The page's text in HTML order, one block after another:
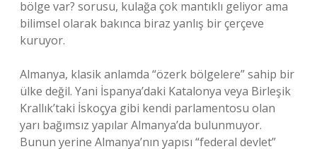
bölge var? sorusu, kulağa çok mantıklı geliyor ama
bilimsel olarak bakınca biraz yanlış bir çerçeve
kuruyor.
Almanya, klasik anlamda “özerk bölgelere” sahip bir
ülke değil. Yani İspanya’daki Katalonya veya Birleşik
Krallık’taki İskoçya gibi kendi parlamentosu olan
yarı bağımsız yapılar Almanya’da bulunmuyor.
Bunun yerine Almanya’nın yapısı “federal devlet”